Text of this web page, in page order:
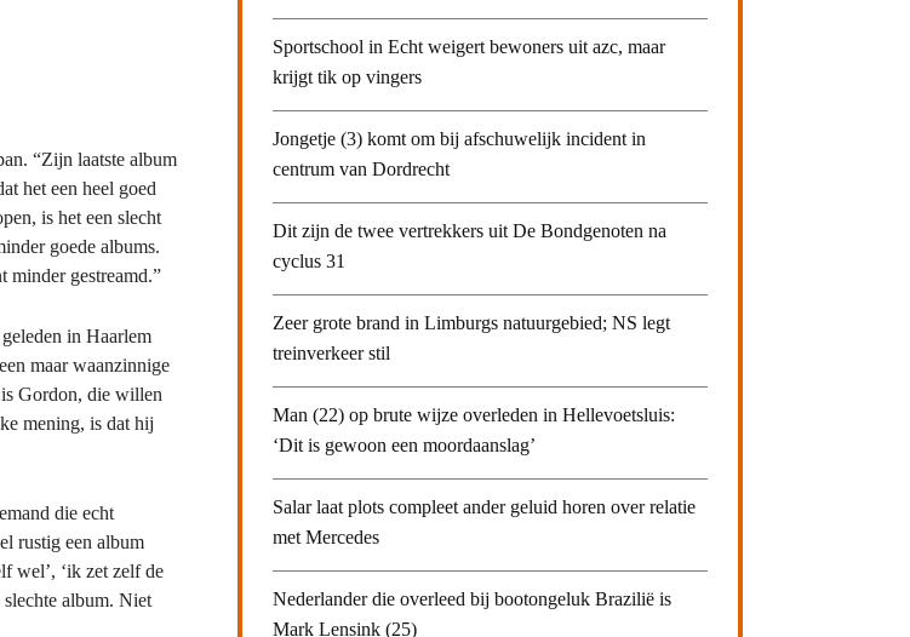
“Zijn laatste album
het een heel goed
is het een slecht
goede albums.
minder gestreamd.”
in Haarlem
maar waanzinnige
Gordon, die willen
mening, is dat hij
die echt
rustig een album
wel’, ‘ik zet zelf de
album. Niet
Sportschool in Echt weigert bewoners uit azc, maar
krijgt tik op vingers
Jongetje (3) komt om bij afschuwelijk incident in
centrum van Dordrecht
Dit zijn de twee vertrekkers uit De Bondgenoten na
cyclus 31
Zeer grote brand in Limburgs natuurgebied; NS legt
treinverkeer stil
Man (22) op brute wijze overleden in Hellevoetsluis:
‘Dit is gewoon een moordaanslag’
Salar laat plots compleet ander geluid horen over relatie
met Mercedes
Nederlander die overleed bij bootongeluk Brazilië is
Mark Lensink (25)